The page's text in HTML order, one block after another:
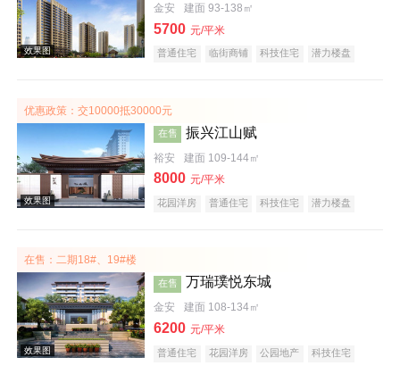
效果图
金安 建面 93-138㎡
5700 元/平米
普通住宅 临街商铺 科技住宅
潜力楼盘
优惠政策：交10000抵30000元
在售 振兴江山赋
裕安 建面 109-144㎡
8000 元/平米
花园洋房 普通住宅 科技住宅
潜力楼盘
在售：二期18#、19#楼
在售 万瑞璞悦东城
金安 建面 108-134㎡
6200 元/平米
普通住宅 花园洋房 公园地产
科技住宅